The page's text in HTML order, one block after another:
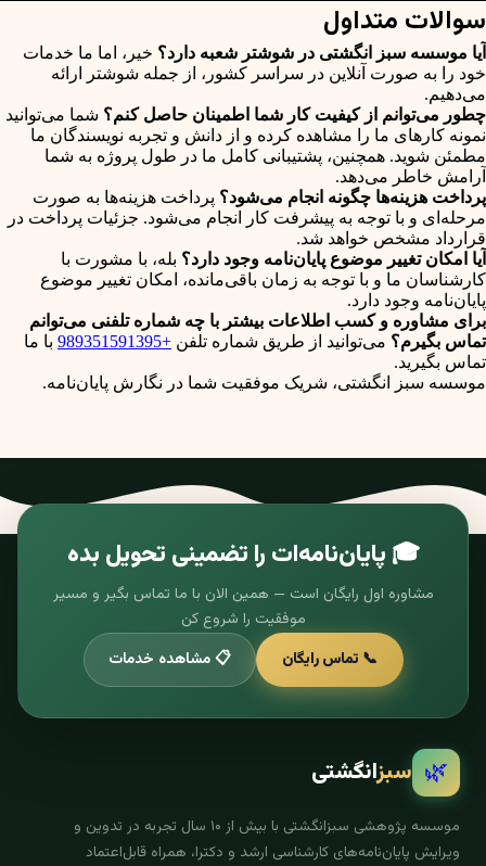
سوالات متداول
آیا موسسه سبز انگشتی در شوشتر شعبه دارد؟ خیر، اما ما خدمات
خود را به صورت آنلاین در سراسر کشور، از جمله شوشتر ارائه
می‌دهیم.
چطور می‌توانم از کیفیت کار شما اطمینان حاصل کنم؟ شما می‌توانید
نمونه کارهای ما را مشاهده کرده و از دانش و تجربه نویسندگان ما
مطمئن شوید. همچنین، پشتیبانی کامل ما در طول پروژه به شما
آرامش خاطر می‌دهد.
پرداخت هزینه‌ها چگونه انجام می‌شود؟ پرداخت هزینه‌ها به صورت
مرحله‌ای و با توجه به پیشرفت کار انجام می‌شود. جزئیات پرداخت در
قرارداد مشخص خواهد شد.
آیا امکان تغییر موضوع پایان‌نامه وجود دارد؟ بله، با مشورت با
کارشناسان ما و با توجه به زمان باقی‌مانده، امکان تغییر موضوع
پایان‌نامه وجود دارد.
برای مشاوره و کسب اطلاعات بیشتر با چه شماره تلفنی می‌توانم
تماس بگیرم؟ می‌توانید از طریق شماره تلفن +989351591395
با ما
تماس بگیرید.
موسسه سبز انگشتی، شریک موفقیت شما در نگارش پایان‌نامه.
🎓 پایان‌نامه‌ات را تضمینی تحویل بده
مشاوره اول رایگان است — همین الان با ما تماس بگیر و مسیر
موفقیت را شروع کن
📞 تماس رایگان
📋 مشاهده خدمات
🌿 سبزانگشتی
موسسه پژوهشی سبزانگشتی با بیش از ۱۰ سال تجربه در تدوین و
ویرایش پایان‌نامه‌های کارشناسی ارشد و دکترا، همراه قابل‌اعتماد